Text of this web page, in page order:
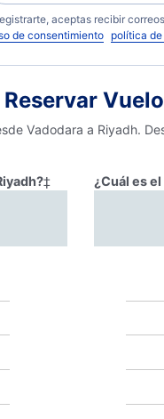
aceptas recibir
de consentimiento
política
Vadodara a Riyadh.
‡ ¿Cuál es